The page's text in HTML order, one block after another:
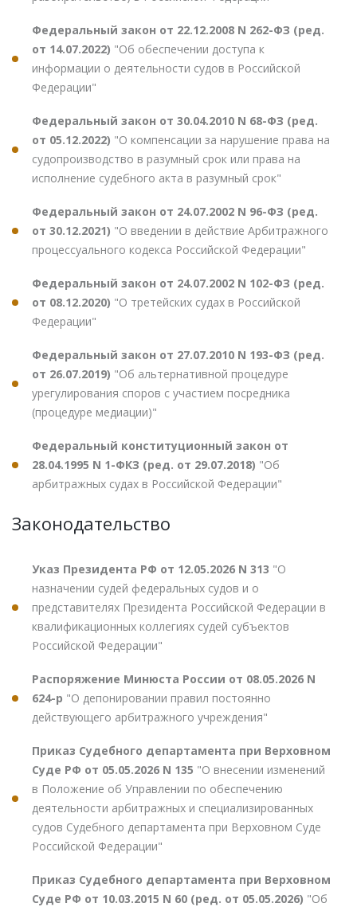
Федеральный закон от 22.12.2008 N 262-ФЗ (ред.
от 14.07.2022) "Об обеспечении доступа к
информации о деятельности судов в Российской
Федерации"
Федеральный закон от 30.04.2010 N 68-ФЗ (ред.
от 05.12.2022) "О компенсации за нарушение права на
судопроизводство в разумный срок или права на
исполнение судебного акта в разумный срок"
Федеральный закон от 24.07.2002 N 96-ФЗ (ред.
от 30.12.2021) "О введении в действие Арбитражного
процессуального кодекса Российской Федерации"
Федеральный закон от 24.07.2002 N 102-ФЗ (ред.
от 08.12.2020) "О третейских судах в Российской
Федерации"
Федеральный закон от 27.07.2010 N 193-ФЗ (ред.
от 26.07.2019) "Об альтернативной процедуре
урегулирования споров с участием посредника
(процедуре медиации)"
Федеральный конституционный закон от
28.04.1995 N 1-ФКЗ (ред. от 29.07.2018) "Об
арбитражных судах в Российской Федерации"
Законодательство
Указ Президента РФ от 12.05.2026 N 313 "О
назначении судей федеральных судов и о
представителях Президента Российской Федерации в
квалификационных коллегиях судей субъектов
Российской Федерации"
Распоряжение Минюста России от 08.05.2026 N
624-р "О депонировании правил постоянно
действующего арбитражного учреждения"
Приказ Судебного департамента при Верховном
Суде РФ от 05.05.2026 N 135 "О внесении изменений
в Положение об Управлении по обеспечению
деятельности арбитражных и специализированных
судов Судебного департамента при Верховном Суде
Российской Федерации"
Приказ Судебного департамента при Верховном
Суде РФ от 10.03.2015 N 60 (ред. от 05.05.2026) "Об